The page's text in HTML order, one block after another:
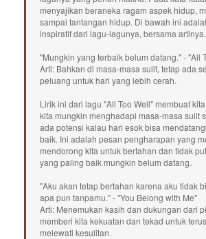
menyajikan beraneka ragam aspek hidup,
sampai tantangan hidup. Di bawah ini
inspiratif dari lagu-lagunya, bersama artinya.
"Mungkin yang terbaik belum datang." - "All
Arti: Bahkan di masa-masa sulit, tetap ada
peluang untuk hari yang lebih cerah.
Lirik ini dari lagu "All Too Well" membuat
kita mungkin menghadapi masa-masa sulit
ada potensi kalau hari esok bisa
baik. Ini adalah pesan pengharapan yang
mendorong kita untuk bertahan dan tidak
yang paling baik mungkin belum datang.
"Aku akan tetap bertahan karena aku tidak
apa pun tanpamu." - "You Belong with Me"
Arti: Menemukan kasih dan dukungan dari
memberi kita kekuatan dan tekad untuk
melewati kesulitan.